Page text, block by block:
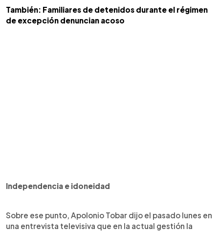
También: Familiares de detenidos durante el régimen
de excepción denuncian acoso
Independencia e idoneidad
Sobre ese punto, Apolonio Tobar dijo el pasado lunes en
una entrevista televisiva que en la actual gestión la